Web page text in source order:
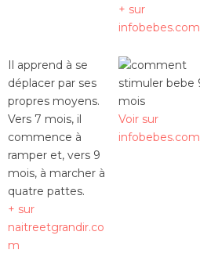
+ sur
infobebes.com
Il apprend à se
déplacer par ses
propres moyens.
Vers 7 mois, il
commence à
ramper et, vers 9
mois, à marcher à
quatre pattes.
+ sur
naitreetgrandir.co
m
Voir sur
infobebes.com